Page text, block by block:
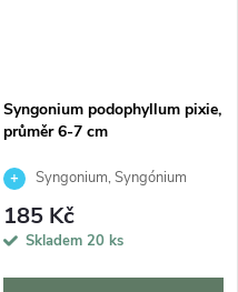
Syngonium podophyllum pixie,
průměr 6-7 cm
Syngonium, Syngónium
185 Kč
Skladem 20 ks